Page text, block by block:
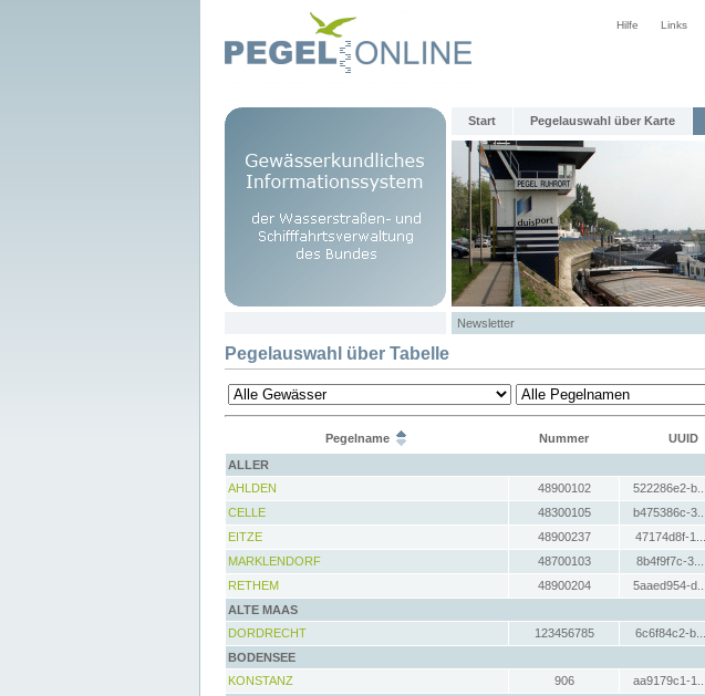
Hilfe Links
Start Pegelauswahl über Karte
Newsletter
Pegelauswahl über Tabelle
Pegelname Nummer UUID
ALLER
AHLDEN
48900102 522286e2-b...
CELLE
48300105 b475386c-3...
EITZE
48900237 47174d8f-1...
MARKLENDORF
48700103 8b4f9f7c-3...
RETHEM
48900204 5aaed954-d...
ALTE MAAS
DORDRECHT
123456785 6c6f84c2-b...
BODENSEE
KONSTANZ
906 aa9179c1-1...